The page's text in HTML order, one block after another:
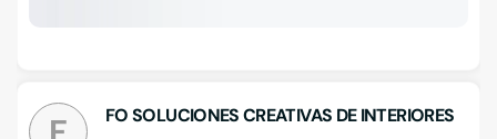
FO SOLUCIONES CREATIVAS DE INTERIORES